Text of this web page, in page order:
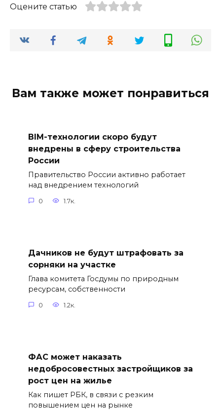
Оцените статью
Вам также может понравиться
BIM-технологии скоро будут
внедрены в сферу строительства
России
Правительство России активно работает
над внедрением технологий
0 1.7к.
Дачников не будут штрафовать за
сорняки на участке
Глава комитета Госдумы по природным
ресурсам, собственности
0 1.2к.
ФАС может наказать
недобросовестных застройщиков за
рост цен на жилье
Как пишет РБК, в связи с резким
повышением цен на рынке